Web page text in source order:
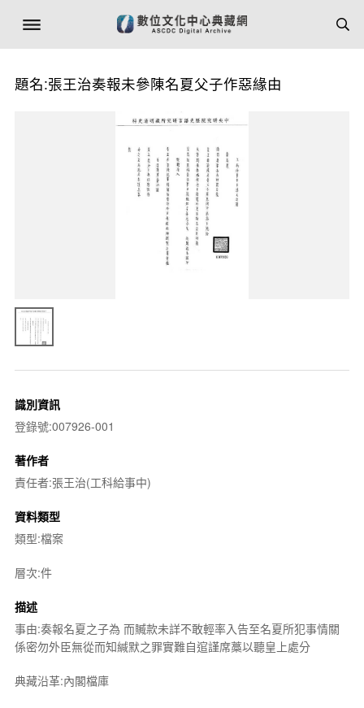
題名:張王治奏報未參陳名夏父子作惡緣由
識別資訊
登錄號:007926-001
著作者
責任者:張王治(工科給事中)
資料類型
類型:檔案
層次:件
描述
事由:奏報名夏之子為 而贓款未詳不敢輕率入告至名夏所犯事情關
係密勿外臣無從而知緘默之罪實難自逭謹席藁以聽皇上處分
典藏沿革:內閣檔庫